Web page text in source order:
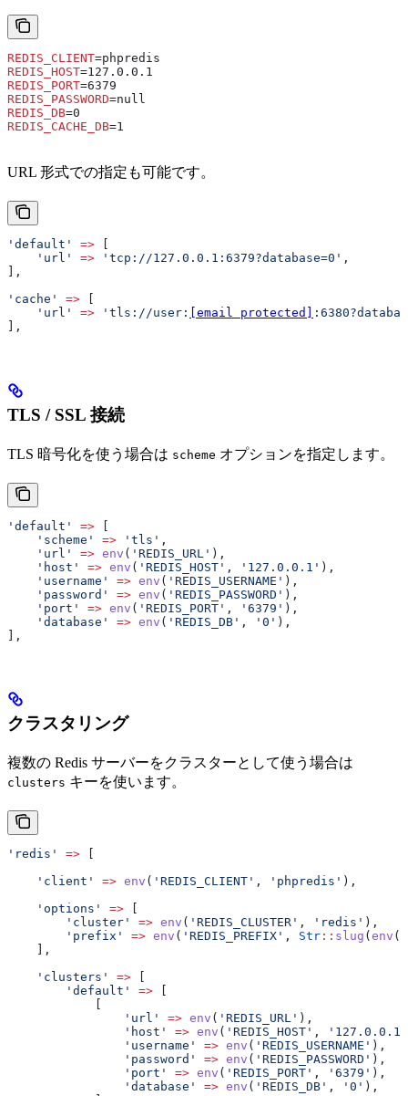
REDIS_CLIENT=phpredis
REDIS_HOST=127.0.0.1
REDIS_PORT=6379
REDIS_PASSWORD=null
REDIS_DB=0
REDIS_CACHE_DB=1
URL 形式での指定も可能です。
'default' =>
    'url'
=> 'tcp://127.0.0.1:6379?database=0' ,
],
'cache'
=>
    'url'
=> 'tls://user: [email protected]
],
TLS / SSL 接続
TLS 暗号化を使う場合は scheme オプションを指定します。
'default' => [
    'scheme'
=> 'tls' ,
    'url'
=> env ( 'REDIS_URL' ),
    'host'
=> env ( 'REDIS_HOST' , '127.0.0.1' ),
    'username'
=> env ( 'REDIS_USERNAME' ),
    'password'
=> env ( 'REDIS_PASSWORD' ),
    'port'
=> env ( 'REDIS_PORT' , '6379' ),
    'database'
=> env ( 'REDIS_DB' , '0' ),
],
クラスタリング
複数の Redis サーバーをクラスターとして使う場合は
clusters キーを使います。
'redis' =>
    'client'
=> env ( 'REDIS_CLIENT' , 'phpredis' ),
    'options'
=>
        'cluster'
=> env ( 'REDIS_CLUSTER' , 'redis' ),
        'prefix'
=> env ( 'REDIS_PREFIX' , Str :: slug ( env (
    ],
    'clusters'
=>
        'default'
=>
                'url'
=> env ( 'REDIS_URL' ),
                'host'
=> env ( 'REDIS_HOST' ,
'127.0.0.1'
                'username'
=> env ( 'REDIS_USERNAME' ),
                'password'
=> env ( 'REDIS_PASSWORD' ),
                'port'
=> env ( 'REDIS_PORT' , '6379' ),
                'database'
=> env ( 'REDIS_DB' , '0' ),